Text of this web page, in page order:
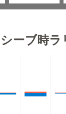
ーブ時ラ